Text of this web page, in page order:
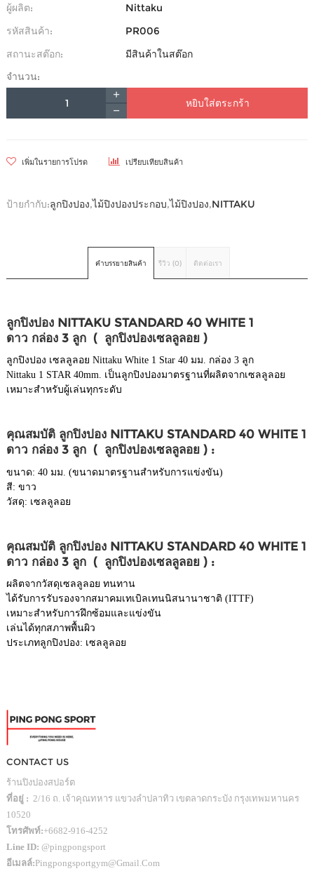
ผู้ผลิต:
Nittaku
รหัสสินค้า:
PR006
สถานะสต๊อก:
มีสินค้าในสต๊อก
จำนวน:
หยิบใส่ตระกร้า
เพิ่มในรายการโปรด เปรียบเทียบสินค้า
ป้ายกำกับ:ลูกปิงปอง,ไม้ปิงปองประกอบ,ไม้ปิงปอง,NITTAKU
คำบรรยายสินค้า รีวิว (0) ติดต่อเรา
ลูกปิงปอง NITTAKU STANDARD 40 WHITE 1
ดาว กล่อง 3 ลูก ( ลูกปิงปองเซลลูลอย )
ลูกปิงปอง เซลลูลอย Nittaku White 1 Star 40 มม. กล่อง 3 ลูก
Nittaku 1 STAR 40mm. เป็นลูกปิงปองมาตรฐานที่ผลิตจากเซลลูลอย
เหมาะสำหรับผู้เล่นทุกระดับ
คุณสมบัติ ลูกปิงปอง NITTAKU STANDARD 40 WHITE 1
ดาว กล่อง 3 ลูก ( ลูกปิงปองเซลลูลอย ) :
ขนาด: 40 มม. (ขนาดมาตรฐานสำหรับการแข่งขัน)
สี: ขาว
วัสดุ: เซลลูลอย
คุณสมบัติ ลูกปิงปอง NITTAKU STANDARD 40 WHITE 1
ดาว กล่อง 3 ลูก ( ลูกปิงปองเซลลูลอย ) :
ผลิตจากวัสดุเซลลูลอย ทนทาน
ได้รับการรับรองจากสมาคมเทเบิลเทนนิสนานาชาติ (ITTF)
เหมาะสำหรับการฝึกซ้อมและแข่งขัน
เล่นได้ทุกสภาพพื้นผิว
ประเภทลูกปิงปอง: เซลลูลอย
CONTACT US
ร้านปิงปองสปอร์ต
ที่อยู่ : 2/16 ถ. เจ้าคุณทหาร แขวงลำปลาทิว เขตลาดกระบัง กรุงเทพมหานคร
10520
โทรศัพท์:+6682-916-4252
Line ID: @pingpongsport
อีเมลล์:Pingpongsportgym@gmail.com